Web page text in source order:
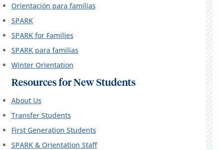
Orientación para familias
SPARK
SPARK for Families
SPARK para familias
Winter Orientation
Resources for New Students
About Us
Transfer Students
First Generation Students
SPARK & Orientation Staff